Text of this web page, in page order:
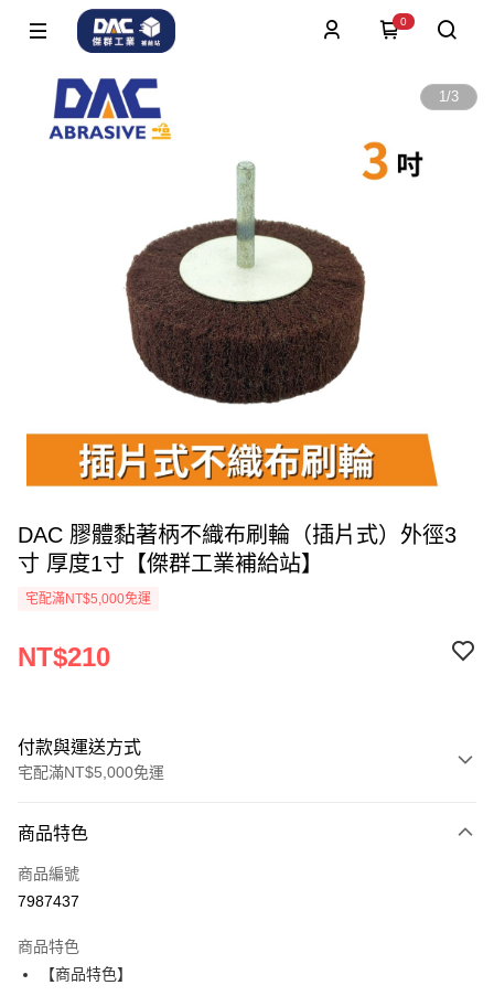
0
1/3
DAC 膠體黏著柄不織布刷輪（插片式）外徑3
寸 厚度1寸【傑群工業補給站】
宅配滿NT$5,000免運
NT$210
付款與運送方式
宅配滿NT$5,000免運
信用卡一次付款
超商取貨付款
Apple Pay
商品特色
商品編號
7987437
商品特色
【商品特色】